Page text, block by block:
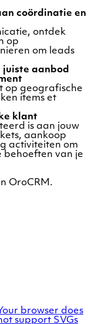
coördinatie en
ontdek
op
om leads
aanbod
op geografische
items et
klant
is aan jouw
aankoop
activiteiten om
behoeften van je
OroCRM.
browser does
support SVGs